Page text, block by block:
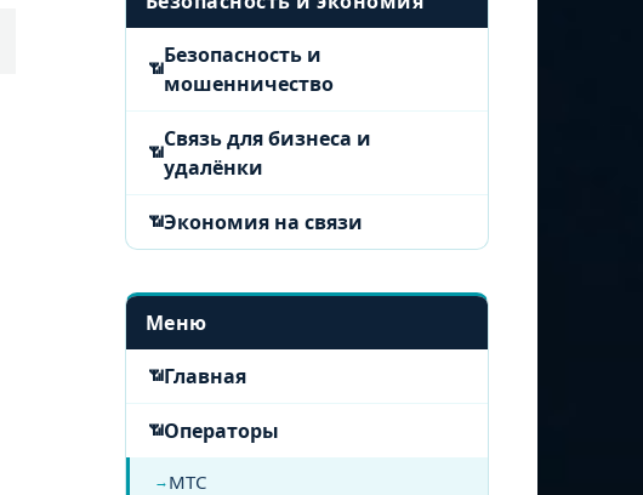
Безопасность и
мошенничество
Связь для бизнеса и
удалёнки
Экономия на связи
Меню
Главная
Операторы
МТС